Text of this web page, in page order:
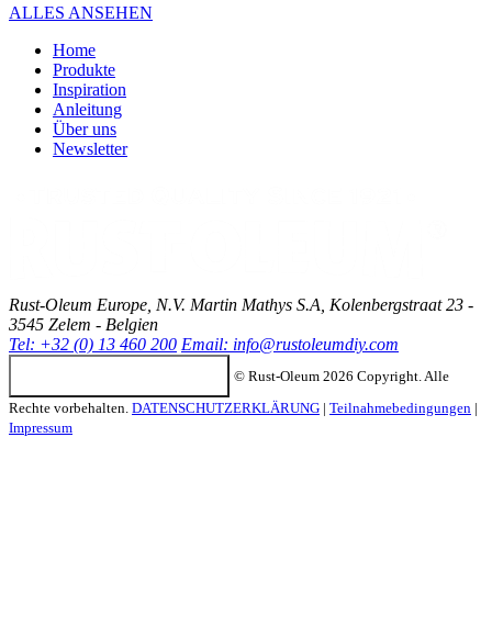
ALLES ANSEHEN
Home
Produkte
Inspiration
Anleitung
Über uns
Newsletter
Rust-Oleum Europe, N.V. Martin Mathys S.A, Kolenbergstraat 23 -
3545 Zelem - Belgien
Tel: +32 (0) 13 460 200 Email: info@rustoleumdiy.com
© Rust-Oleum 2026 Copyright. Alle
Rechte vorbehalten. DATENSCHUTZERKLÄRUNG | Teilnahmebedingungen |
Impressum